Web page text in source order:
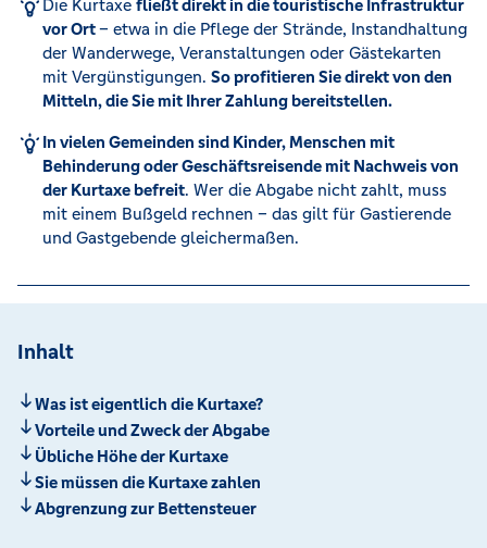
Die Kurtaxe fließt direkt in die touristische Infrastruktur
vor Ort– etwa in die Pflege der Strände, Instandhaltung
der Wanderwege, Veranstaltungen oder Gästekarten
mit Vergünstigungen. So profitieren Sie direkt von den
Mitteln, die Sie mit Ihrer Zahlung bereitstellen.
In vielen Gemeinden sind Kinder, Menschen mit
Behinderung oder Geschäftsreisende mit Nachweis von
der Kurtaxe befreit. Wer die Abgabe nicht zahlt, muss
mit einem Bußgeld rechnen – das gilt für Gastierende
und Gastgebende gleichermaßen.
Inhalt
Was ist eigentlich die Kurtaxe?
Vorteile und Zweck der Abgabe
Übliche Höhe der Kurtaxe
Sie müssen die Kurtaxe zahlen
Abgrenzung zur Bettensteuer